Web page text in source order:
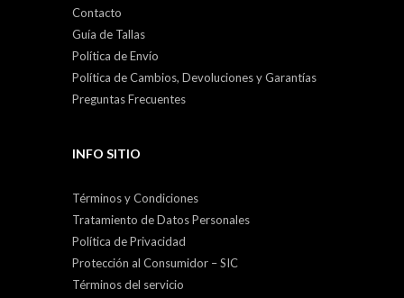
Contacto
Guía de Tallas
Política de Envío
Política de Cambios, Devoluciones y Garantías
Preguntas Frecuentes
INFO SITIO
Términos y Condiciones
Tratamiento de Datos Personales
Política de Privacidad
Protección al Consumidor – SIC
Términos del servicio